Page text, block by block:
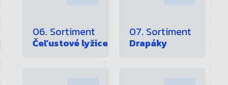
06. Sortiment
Čeľustové lyžice
07. Sortiment
Drapáky